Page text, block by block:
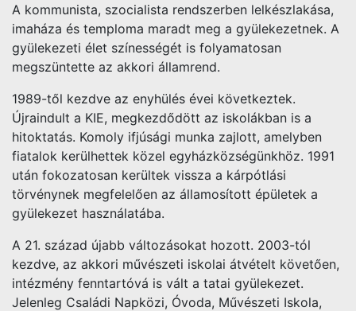
A kommunista, szocialista rendszerben lelkészlakása,
imaháza és temploma maradt meg a gyülekezetnek. A
gyülekezeti élet színességét is folyamatosan
megszüntette az akkori államrend.
1989-től kezdve az enyhülés évei következtek.
Újraindult a KIE, megkezdődött az iskolákban is a
hitoktatás. Komoly ifjúsági munka zajlott, amelyben
fiatalok kerülhettek közel egyházközségünkhöz. 1991
után fokozatosan kerültek vissza a kárpótlási
törvénynek megfelelően az államosított épületek a
gyülekezet használatába.
A 21. század újabb változásokat hozott. 2003-tól
kezdve, az akkori művészeti iskolai átvételt követően,
intézmény fenntartóvá is vált a tatai gyülekezet.
Jelenleg Családi Napközi, Óvoda, Művészeti Iskola,